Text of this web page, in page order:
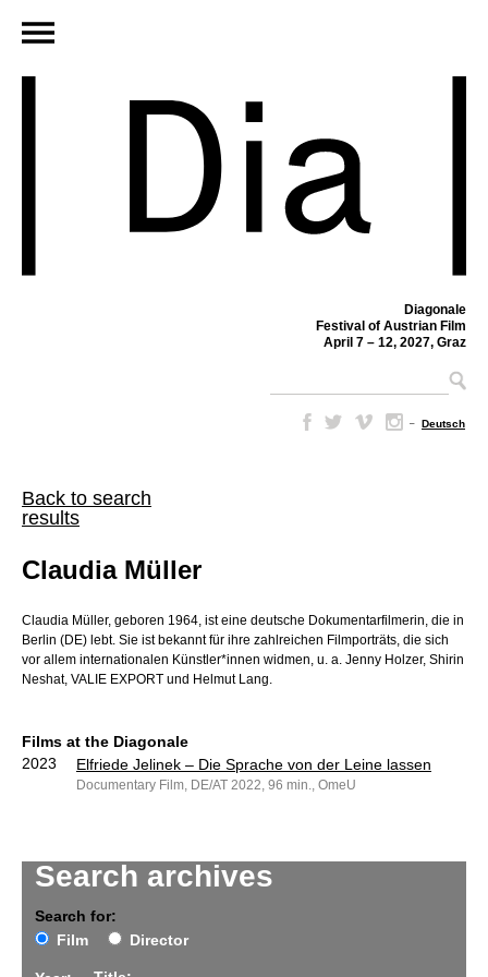
Diagonale
Festival of Austrian Film
April 7 – 12, 2027, Graz
– Deutsch
Back to search
results
Search archives
Search for:
Film
Director
Claudia Müller
Claudia Müller, geboren 1964, ist eine deutsche Dokumentarfilmerin, die in
Berlin (DE) lebt. Sie ist bekannt für ihre zahlreichen Filmporträts, die sich
vor allem internationalen Künstler*innen widmen, u. a. Jenny Holzer, Shirin
Neshat, VALIE EXPORT und Helmut Lang.
Films at the Diagonale
2023
Elfriede Jelinek – Die Sprache von der Leine lassen
Documentary Film, DE/AT 2022, 96 min., OmeU